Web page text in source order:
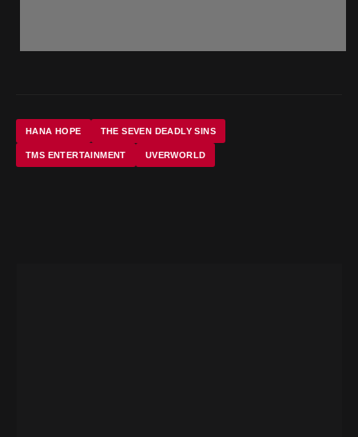
HANA HOPE THE SEVEN DEADLY SINS
TMS ENTERTAINMENT UVERWORLD